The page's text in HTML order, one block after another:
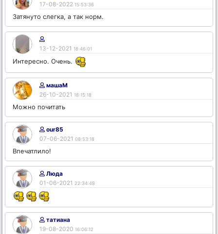
17-08-2022 15:53:36
Затянуто слегка, а так норм.
13-12-2021 18:46:01
Интересно. Очень.
машаМ
26-10-2021 18:15:18
Можно почитать
our85
07-06-2021 08:53:18
Впечатлило!
Люда
01-06-2021 22:34:48
татиана
19-08-2020 16:06:12